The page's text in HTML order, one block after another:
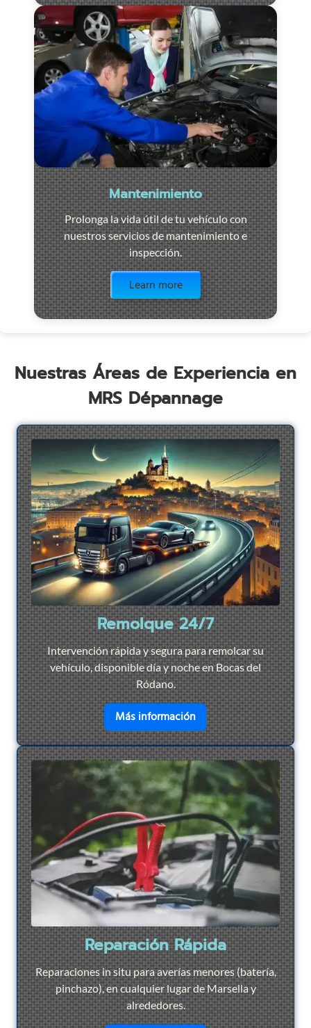
Mantenimiento
Prolonga la vida útil de tu vehículo con
nuestros servicios de mantenimiento e
inspección.
Learn more
Nuestras Áreas de Experiencia en
MRS Dépannage
Remolque 24/7
Intervención rápida y segura para remolcar su
vehículo, disponible día y noche en Bocas del
Ródano.
Más informaciónen savoir plus sur
Reparación Rápida
Reparaciones in situ para averías menores (batería,
pinchazo), en cualquier lugar de Marsella y
alrededores.